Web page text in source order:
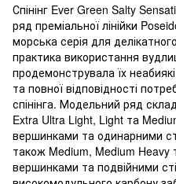
Спінінг Ever Green Salty
ряд преміальної лінійки
морська серія для
практика використання
продемонструвала їх
та повної відповідності
спінінга. Модельний ряд
Extra Ultra Light, Light та
вершинками та одинарними
також Medium, Medium
вершинками та подвійними